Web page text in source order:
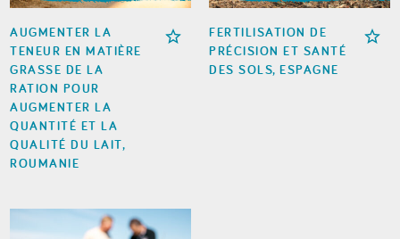
AUGMENTER LA
TENEUR EN MATIÈRE
GRASSE DE LA
RATION POUR
AUGMENTER LA
QUANTITÉ ET LA
QUALITÉ DU LAIT,
ROUMANIE
FERTILISATION DE
PRÉCISION ET SANTÉ
DES SOLS, ESPAGNE